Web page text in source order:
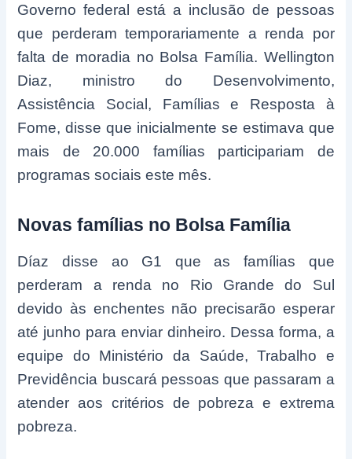
Governo federal está a inclusão de pessoas
que perderam temporariamente a renda por
falta de moradia no Bolsa Família. Wellington
Diaz, ministro do Desenvolvimento,
Assistência Social, Famílias e Resposta à
Fome, disse que inicialmente se estimava que
mais de 20.000 famílias participariam de
programas sociais este mês.
Novas famílias no Bolsa Família
Díaz disse ao G1 que as famílias que
perderam a renda no Rio Grande do Sul
devido às enchentes não precisarão esperar
até junho para enviar dinheiro. Dessa forma, a
equipe do Ministério da Saúde, Trabalho e
Previdência buscará pessoas que passaram a
atender aos critérios de pobreza e extrema
pobreza.